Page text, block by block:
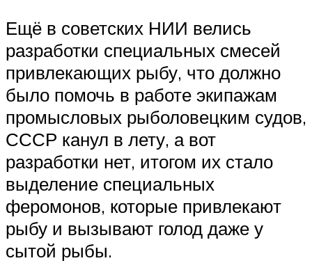
Ещё в советских НИИ велись
разработки специальных смесей
привлекающих рыбу, что должно
было помочь в работе экипажам
промысловых рыболовецким судов,
СССР канул в лету, а вот
разработки нет, итогом их стало
выделение специальных
феромонов, которые привлекают
рыбу и вызывают голод даже у
сытой рыбы.